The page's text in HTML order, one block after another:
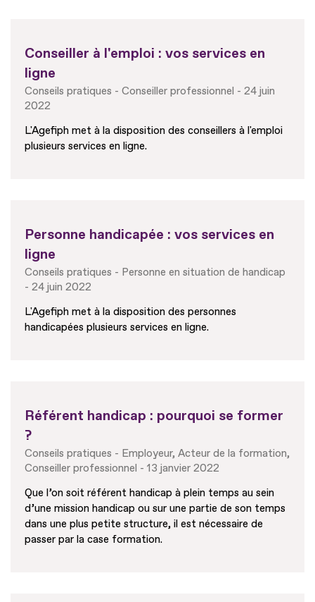
Conseiller à l'emploi : vos services en
ligne
Conseils pratiques Conseiller professionnel
24 juin
2022
L'Agefiph met à la disposition des conseillers à l'emploi
plusieurs services en ligne.
Personne handicapée : vos services en
ligne
Conseils pratiques
Personne en situation de handicap
24 juin 2022
L'Agefiph met à la disposition des personnes
handicapées plusieurs services en ligne.
Référent handicap : pourquoi se former
?
Conseils pratiques Employeur Acteur de la formation
Conseiller professionnel
13 janvier 2022
Que l’on soit référent handicap à plein temps au sein
d’une mission handicap ou sur une partie de son temps
dans une plus petite structure, il est nécessaire de
passer par la case formation.